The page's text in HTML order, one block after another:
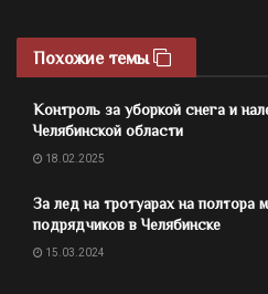
Похожие темы
Контроль за уборкой снега и
Челябинской области
18.02.2025
За лед на тротуарах на полтора
подрядчиков в Челябинске
15.03.2024